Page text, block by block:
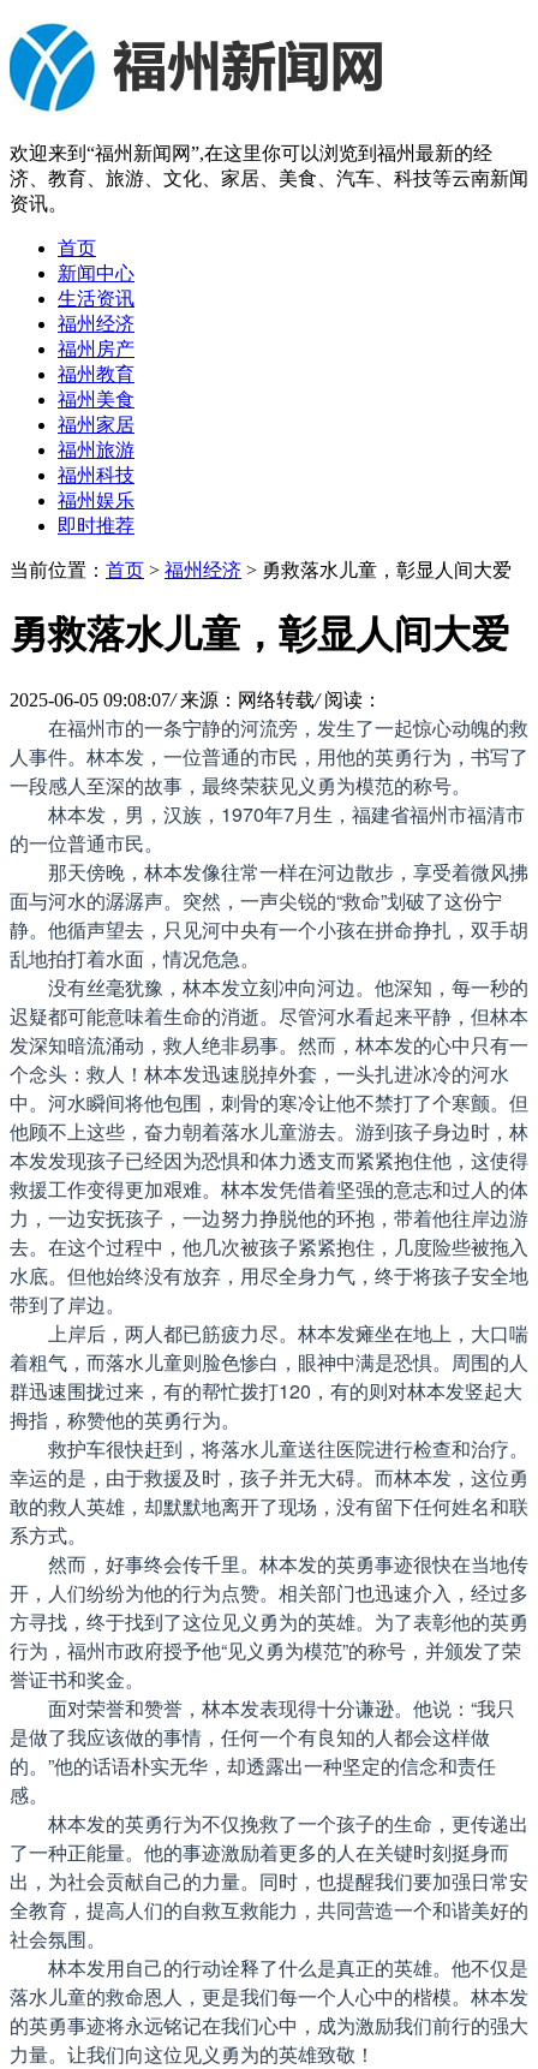
欢迎来到“福州新闻网”,在这里你可以浏览到福州最新的经
济、教育、旅游、文化、家居、美食、汽车、科技等云南新闻
资讯。
首页
新闻中心
生活资讯
福州经济
福州房产
福州教育
福州美食
福州家居
福州旅游
福州科技
福州娱乐
即时推荐
当前位置： 首页 > 福州经济 > 勇救落水儿童，彰显人间大爱
勇救落水儿童，彰显人间大爱
2025-06-05 09:08:07/ 来源：网络转载/ 阅读：
在福州市的一条宁静的河流旁，发生了一起惊心动魄的救
人事件。林本发，一位普通的市民，用他的英勇行为，书写了
一段感人至深的故事，最终荣获见义勇为模范的称号。
林本发，男，汉族，1970年7月生，福建省福州市福清市
的一位普通市民。
那天傍晚，林本发像往常一样在河边散步，享受着微风拂
面与河水的潺潺声。突然，一声尖锐的“救命”划破了这份宁
静。他循声望去，只见河中央有一个小孩在拼命挣扎，双手胡
乱地拍打着水面，情况危急。
没有丝毫犹豫，林本发立刻冲向河边。他深知，每一秒的
迟疑都可能意味着生命的消逝。尽管河水看起来平静，但林本
发深知暗流涌动，救人绝非易事。然而，林本发的心中只有一
个念头：救人！林本发迅速脱掉外套，一头扎进冰冷的河水
中。河水瞬间将他包围，刺骨的寒冷让他不禁打了个寒颤。但
他顾不上这些，奋力朝着落水儿童游去。游到孩子身边时，林
本发发现孩子已经因为恐惧和体力透支而紧紧抱住他，这使得
救援工作变得更加艰难。林本发凭借着坚强的意志和过人的体
力，一边安抚孩子，一边努力挣脱他的环抱，带着他往岸边游
去。在这个过程中，他几次被孩子紧紧抱住，几度险些被拖入
水底。但他始终没有放弃，用尽全身力气，终于将孩子安全地
带到了岸边。
上岸后，两人都已筋疲力尽。林本发瘫坐在地上，大口喘
着粗气，而落水儿童则脸色惨白，眼神中满是恐惧。周围的人
群迅速围拢过来，有的帮忙拨打120，有的则对林本发竖起大
拇指，称赞他的英勇行为。
救护车很快赶到，将落水儿童送往医院进行检查和治疗。
幸运的是，由于救援及时，孩子并无大碍。而林本发，这位勇
敢的救人英雄，却默默地离开了现场，没有留下任何姓名和联
系方式。
然而，好事终会传千里。林本发的英勇事迹很快在当地传
开，人们纷纷为他的行为点赞。相关部门也迅速介入，经过多
方寻找，终于找到了这位见义勇为的英雄。为了表彰他的英勇
行为，福州市政府授予他“见义勇为模范”的称号，并颁发了荣
誉证书和奖金。
面对荣誉和赞誉，林本发表现得十分谦逊。他说：“我只
是做了我应该做的事情，任何一个有良知的人都会这样做
的。”他的话语朴实无华，却透露出一种坚定的信念和责任
感。
林本发的英勇行为不仅挽救了一个孩子的生命，更传递出
了一种正能量。他的事迹激励着更多的人在关键时刻挺身而
出，为社会贡献自己的力量。同时，也提醒我们要加强日常安
全教育，提高人们的自救互救能力，共同营造一个和谐美好的
社会氛围。
林本发用自己的行动诠释了什么是真正的英雄。他不仅是
落水儿童的救命恩人，更是我们每一个人心中的楷模。林本发
的英勇事迹将永远铭记在我们心中，成为激励我们前行的强大
力量。让我们向这位见义勇为的英雄致敬！